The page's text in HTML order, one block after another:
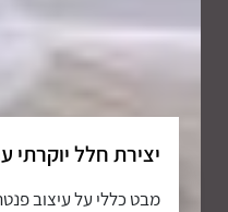
יצירת חלל יוקרתי
מבט כללי על עיצוב